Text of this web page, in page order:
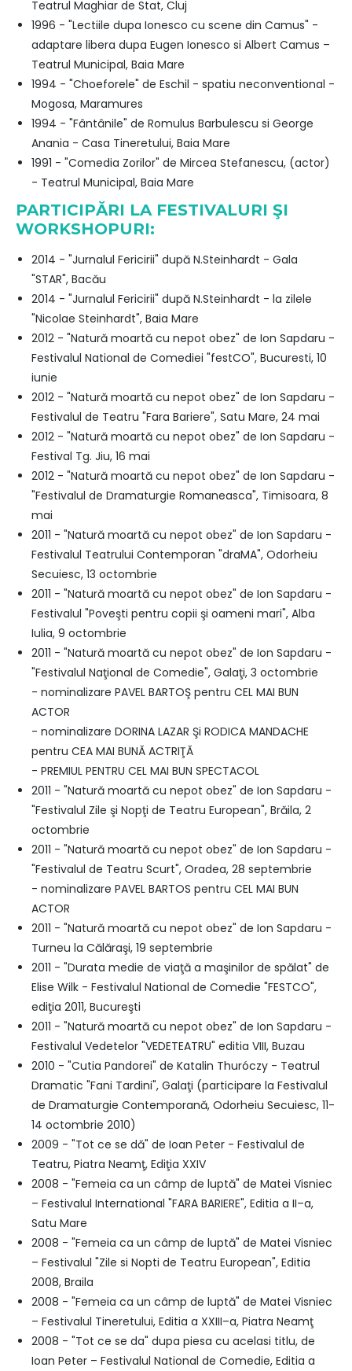
Teatrul Maghiar de Stat, Cluj
1996 - "Lectiile dupa Ionesco cu scene din Camus" -
adaptare libera dupa Eugen Ionesco si Albert Camus –
Teatrul Municipal, Baia Mare
1994 - "Choeforele" de Eschil - spatiu neconventional -
Mogosa, Maramures
1994 - "Fântânile" de Romulus Barbulescu si George
Anania - Casa Tineretului, Baia Mare
1991 - "Comedia Zorilor" de Mircea Stefanescu, (actor)
- Teatrul Municipal, Baia Mare
PARTICIPĂRI LA FESTIVALURI ŞI
WORKSHOPURI:
2014 - "Jurnalul Fericirii" după N.Steinhardt - Gala
"STAR", Bacău
2014 - "Jurnalul Fericirii" după N.Steinhardt - la zilele
"Nicolae Steinhardt", Baia Mare
2012 - "Natură moartă cu nepot obez" de Ion Sapdaru -
Festivalul National de Comediei "festCO", Bucuresti, 10
iunie
2012 - "Natură moartă cu nepot obez" de Ion Sapdaru -
Festivalul de Teatru "Fara Bariere", Satu Mare, 24 mai
2012 - "Natură moartă cu nepot obez" de Ion Sapdaru -
Festival Tg. Jiu, 16 mai
2012 - "Natură moartă cu nepot obez" de Ion Sapdaru -
"Festivalul de Dramaturgie Romaneasca", Timisoara, 8
mai
2011 - "Natură moartă cu nepot obez" de Ion Sapdaru -
Festivalul Teatrului Contemporan "draMA", Odorheiu
Secuiesc, 13 octombrie
2011 - "Natură moartă cu nepot obez" de Ion Sapdaru -
Festivalul "Poveşti pentru copii şi oameni mari", Alba
Iulia, 9 octombrie
2011 - "Natură moartă cu nepot obez" de Ion Sapdaru -
"Festivalul Naţional de Comedie", Galaţi, 3 octombrie
- nominalizare PAVEL BARTOŞ pentru CEL MAI BUN
ACTOR
- nominalizare DORINA LAZAR Şi RODICA MANDACHE
pentru CEA MAI BUNĂ ACTRIŢĂ
- PREMIUL PENTRU CEL MAI BUN SPECTACOL
2011 - "Natură moartă cu nepot obez" de Ion Sapdaru -
"Festivalul Zile şi Nopţi de Teatru European", Brăila, 2
octombrie
2011 - "Natură moartă cu nepot obez" de Ion Sapdaru -
"Festivalul de Teatru Scurt", Oradea, 28 septembrie
- nominalizare PAVEL BARTOS pentru CEL MAI BUN
ACTOR
2011 - "Natură moartă cu nepot obez" de Ion Sapdaru -
Turneu la Călăraşi, 19 septembrie
2011 - "Durata medie de viaţă a maşinilor de spălat" de
Elise Wilk - Festivalul National de Comedie "FESTCO",
ediţia 2011, Bucureşti
2011 - "Natură moartă cu nepot obez" de Ion Sapdaru -
Festivalul Vedetelor "VEDETEATRU" editia VIII, Buzau
2010 - "Cutia Pandorei" de Katalin Thuróczy - Teatrul
Dramatic "Fani Tardini", Galaţi (participare la Festivalul
de Dramaturgie Contemporană, Odorheiu Secuiesc, 11-
14 octombrie 2010)
2009 - "Tot ce se dă" de Ioan Peter - Festivalul de
Teatru, Piatra Neamţ, Ediţia XXIV
2008 - "Femeia ca un câmp de luptă" de Matei Visniec
– Festivalul International "FARA BARIERE", Editia a II–a,
Satu Mare
2008 - "Femeia ca un câmp de luptă" de Matei Visniec
– Festivalul "Zile si Nopti de Teatru European", Editia
2008, Braila
2008 - "Femeia ca un câmp de luptă" de Matei Visniec
– Festivalul Tineretului, Editia a XXIII–a, Piatra Neamţ
2008 - "Tot ce se da" dupa piesa cu acelasi titlu, de
Ioan Peter – Festivalul National de Comedie, Editia a